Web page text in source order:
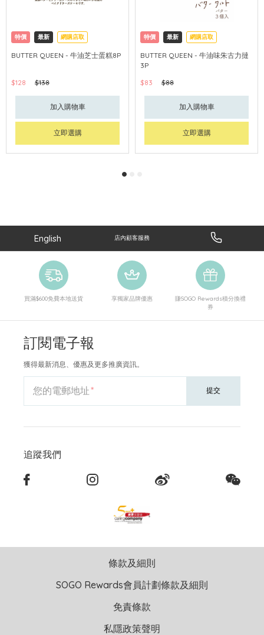
特價 最新 網購店取
BUTTER QUEEN - 牛油芝士蛋糕8P
$128 $138
加入購物車
立即選購
特價 最新 網購店取
BUTTER QUEEN - 牛油味朱古力撻
3P
$83
$88
加入購物車
立即選購
English 店內顧客服務
買滿$600免費本地送貨 享獨家品牌優惠
賺SOGO Rewards積分換禮
券
訂閱電子報
獲得最新消息、優惠及更多推廣資訊。
您的電郵地址 提交
追蹤我們
條款及細則
SOGO Rewards會員計劃條款及細則
免責條款
私隱政策聲明